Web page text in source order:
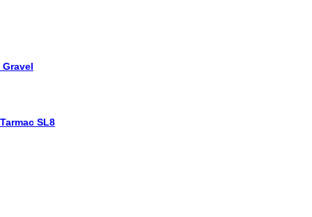
SL8